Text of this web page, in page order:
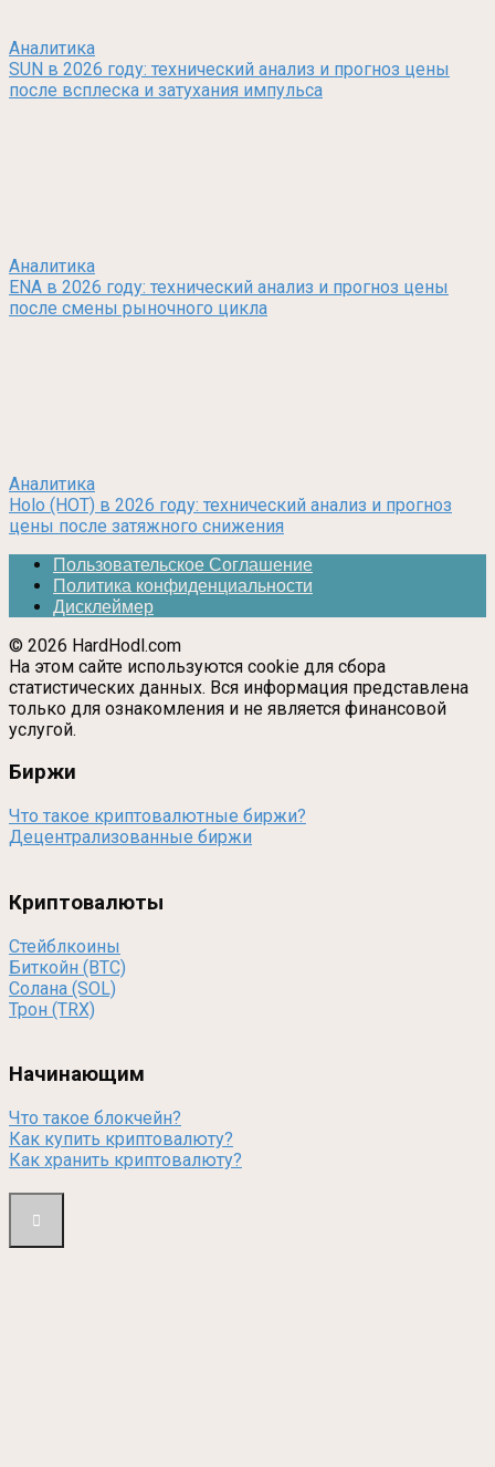
Аналитика
SUN в 2026 году: технический анализ и прогноз цены
после всплеска и затухания импульса
Аналитика
ENA в 2026 году: технический анализ и прогноз цены
после смены рыночного цикла
Аналитика
Holo (HOT) в 2026 году: технический анализ и прогноз
цены после затяжного снижения
Пользовательское Соглашение
Политика конфиденциальности
Дисклеймер
© 2026 HardHodl.com
На этом сайте используются cookie для сбора
статистических данных. Вся информация представлена
только для ознакомления и не является финансовой
услугой.
Биржи
Что такое криптовалютные биржи?
Децентрализованные биржи
Криптовалюты
Стейблкоины
Биткойн (BTC)
Солана (SOL)
Трон (TRX)
Начинающим
Что такое блокчейн?
Как купить криптовалюту?
Как хранить криптовалюту?